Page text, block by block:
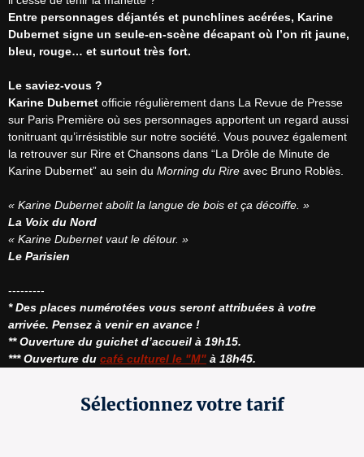
Entre personnages déjantés et punchlines acérées, Karine
Dubernet signe un seule-en-scène décapant où l’on rit jaune,
bleu, rouge… et surtout très fort.
Le saviez-vous ?
Karine Dubernet officie régulièrement dans La Revue de Presse
sur Paris Première où ses personnages apportent un regard aussi
tonitruant qu’irrésistible sur notre société. Vous pouvez également
la retrouver sur Rire et Chansons dans “La Drôle de Minute de
Karine Dubernet” au sein du Morning du Rire avec Bruno Roblès.
« Karine Dubernet abolit la langue de bois et ça décoiffe. »
La Voix du Nord
« Karine Dubernet vaut le détour. »
Le Parisien
* Des places numérotées vous seront attribuées à votre
arrivée. Pensez à venir en avance !
** Ouverture du guichet d’accueil à 19h15.
*** Ouverture du café culturel le "M" à 18h45.
Sélectionnez votre tarif